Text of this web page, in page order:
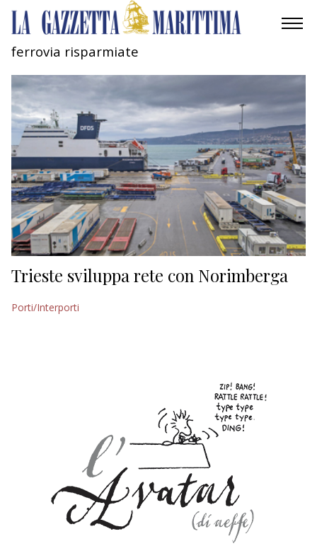
MOBILITÀ
INDUSTRIA
RICERCA
ECONOMIA
TURISMO
CULTURA
NAUTICA
ferrovia risparmiate
Trieste sviluppa rete con Norimberga
Porti/Interporti